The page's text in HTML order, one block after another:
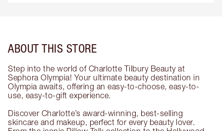
ABOUT THIS STORE
Step into the world of Charlotte Tilbury Beauty at
Sephora Olympia! Your ultimate beauty destination in
Olympia awaits, offering an easy-to-choose, easy-to-
use, easy-to-gift experience.
Discover Charlotte’s award-winning, best-selling
skincare and makeup, perfect for every beauty lover.